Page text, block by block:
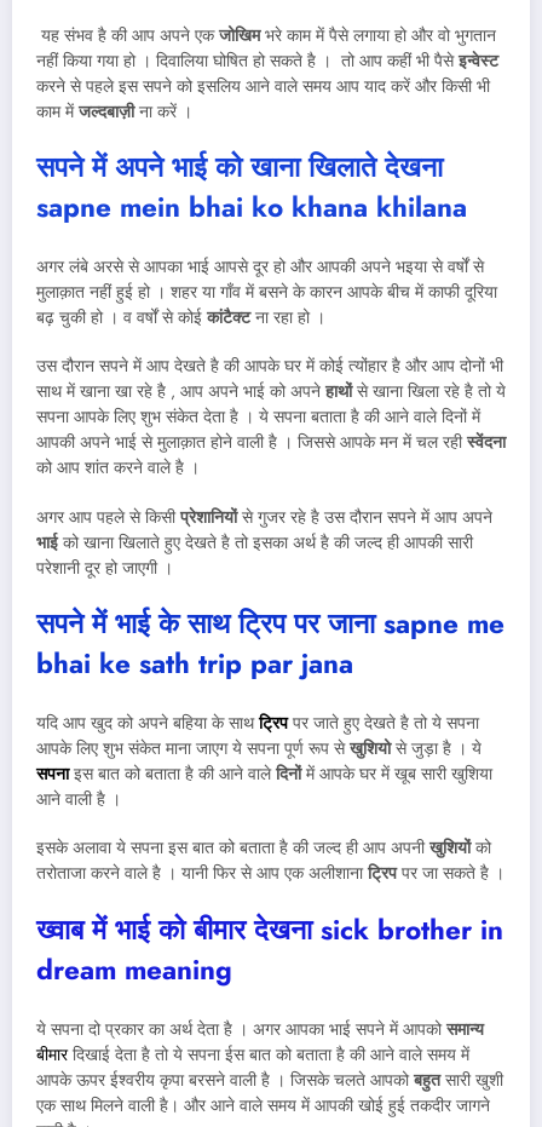
यह संभव है की आप अपने एकजोखिमभरे काम में पैसे लगाया हो और वो भुगतान
नहीं किया गया हो । दिवालिया घोषित हो सकते है । तो आप कहीं भी पैसेइन्वेस्ट
करने से पहले इस सपने को इसलिय आने वाले समय आप याद करें और किसी भी
काम मेंजल्दबाज़ीना करें ।
सपने में अपने भाई को खाना खिलाते देखना
sapne mein bhai ko khana khilana
अगर लंबे अरसे से आपका भाई आपसे दूर हो और आपकी अपने भइया से वर्षों से
मुलाक़ात नहीं हुई हो । शहर या गाँव में बसने के कारन आपके बीच में काफी दूरिया
बढ़ चुकी हो । व वर्षों से कोईकांटैक्टना रहा हो ।
उस दौरान सपने में आप देखते है की आपके घर में कोई त्योंहार है और आप दोनों भी
साथ में खाना खा रहे है , आप अपने भाई को अपनेहाथोंसे खाना खिला रहे है तो ये
सपना आपके लिए शुभ संकेत देता है । ये सपना बताता है की आने वाले दिनों में
आपकी अपने भाई से मुलाक़ात होने वाली है । जिससे आपके मन में चल रहीस्वेंदना
को आप शांत करने वाले है ।
अगर आप पहले से किसीप्रेशानियोंसे गुजर रहे है उस दौरान सपने में आप अपने
भाईको खाना खिलाते हुए देखते है तो इसका अर्थ है की जल्द ही आपकी सारी
परेशानी दूर हो जाएगी ।
सपने में भाई के साथ ट्रिप पर जाना sapne me
bhai ke sath trip par jana
यदि आप खुद को अपने बहिया के साथट्रिपपर जाते हुए देखते है तो ये सपना
आपके लिए शुभ संकेत माना जाएग ये सपना पूर्ण रूप सेखुशियोसे जुड़ा है । ये
सपनाइस बात को बताता है की आने वालेदिनोंमें आपके घर में खूब सारी खुशिया
आने वाली है ।
इसके अलावा ये सपना इस बात को बताता है की जल्द ही आप अपनीखुशियोंको
तरोताजा करने वाले है । यानी फिर से आप एक अलीशानाट्रिपपर जा सकते है ।
ख्वाब में भाई को बीमार देखनाsick brother in
dream meaning
ये सपना दो प्रकार का अर्थ देता है । अगर आपका भाई सपने में आपकोसमान्य
बीमारदिखाई देता है तो ये सपना ईस बात को बताता है की आने वाले समय में
आपके ऊपर ईश्वरीय कृपा बरसने वाली है । जिसके चलते आपकोबहुतसारी खुशी
एक साथ मिलने वाली है। और आने वाले समय में आपकी खोई हुई तकदीर जागने